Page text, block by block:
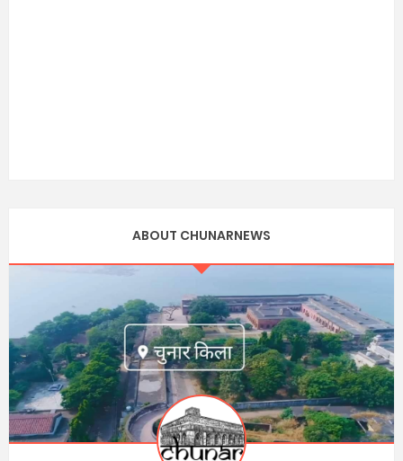
ABOUT CHUNARNEWS